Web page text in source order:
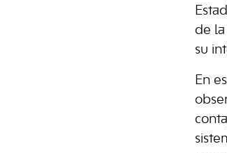
de la
su
En